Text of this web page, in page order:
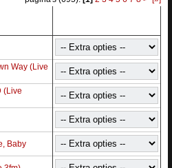
Way (Live
(Live
Baby